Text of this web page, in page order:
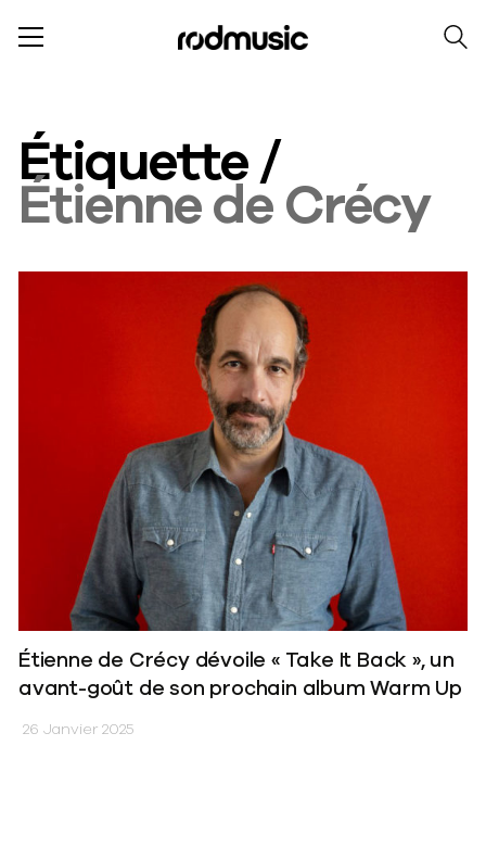
Étiquette /
Étienne de Crécy
Étienne de Crécy dévoile « Take It Back », un
avant-goût de son prochain album Warm Up
26 Janvier 2025